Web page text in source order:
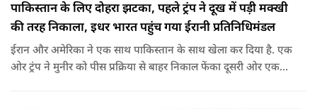
पाकिस्तान के लिए दोहरा झटका, पहले ट्रंप ने दूख में पड़ी मक्खी
की तरह निकाला, इधर भारत पहुंच गया ईरानी प्रतिनिधिमंडल
ईरान और अमेरिका ने एक साथ पाकिस्तान के साथ खेला कर दिया है. एक
ओर ट्रंप ने मुनीर को पीस प्रक्रिया से बाहर निकाल फेंका दूसरी ओर एक